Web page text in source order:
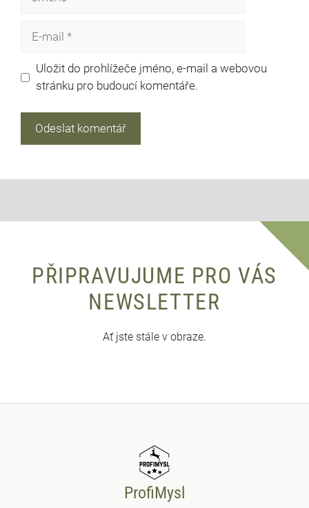
Uložit do prohlížeče jméno, e-mail a webovou
stránku pro budoucí komentáře.
PŘIPRAVUJUME PRO VÁS
NEWSLETTER
Ať jste stále v obraze.
ProfiMysl